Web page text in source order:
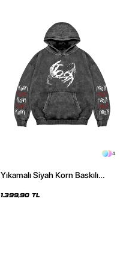
4
Yıkamalı Siyah Korn Baskılı
1.399,90 TL